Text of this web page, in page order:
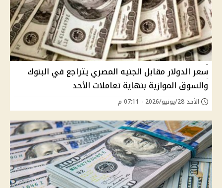
سعر الدولار مقابل الجنيه المصري يتراجع في البنوك
والسوق الموازية بنهاية تعاملات الأحد
الأحد 28/يونيو/2026 - 07:11 م